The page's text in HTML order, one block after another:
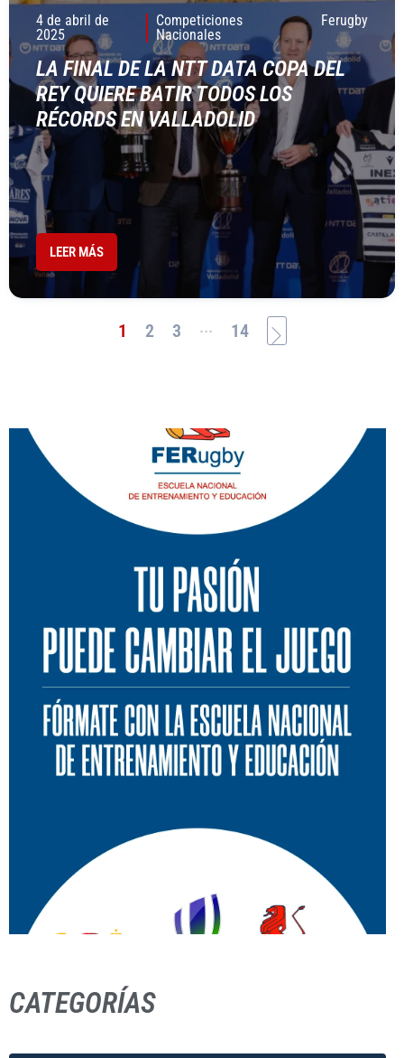
4 de abril de
2025
Competiciones
Nacionales
Ferugby
LA FINAL DE LA NTT DATA COPA DEL
REY QUIERE BATIR TODOS LOS
RÉCORDS EN VALLADOLID
LEER MÁS
1 2 3 ... 14
CATEGORÍAS